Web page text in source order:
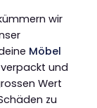
wir
Möbel
und
Wert
zu